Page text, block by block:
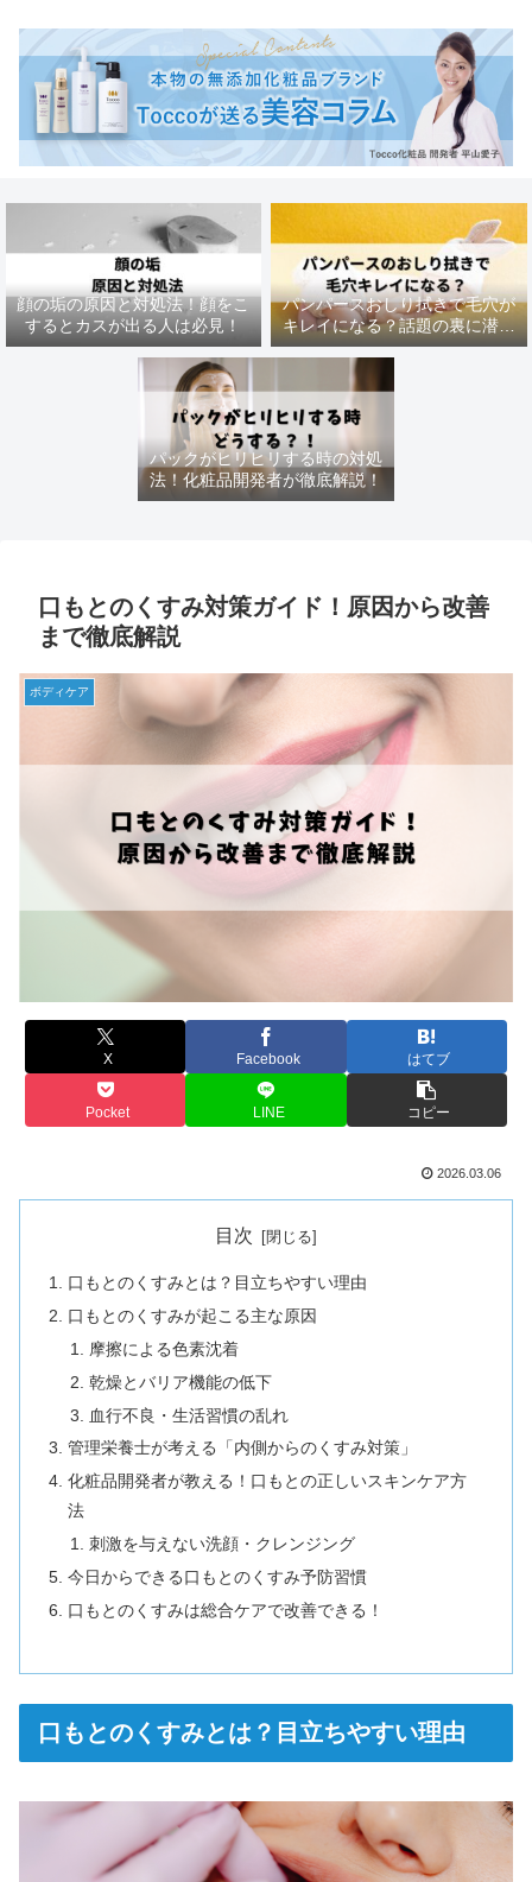
顔の垢の原因と対処法！顔をこ
するとカスが出る人は必見！
パンパースおしり拭きで毛穴が
キレイになる？話題の裏に潜む
リスクと正しい毛穴ケア
パックがヒリヒリする時の対処
法！化粧品開発者が徹底解説！
口もとのくすみ対策ガイド！原因から改善
まで徹底解説
ボディケア
X Facebook はてブ
Pocket LINE コピー
2026.03.06
目次
口もとのくすみとは？目立ちやすい理由
口もとのくすみが起こる主な原因
摩擦による色素沈着
乾燥とバリア機能の低下
血行不良・生活習慣の乱れ
管理栄養士が考える「内側からのくすみ対策」
化粧品開発者が教える！口もとの正しいスキンケア方
法
刺激を与えない洗顔・クレンジング
今日からできる口もとのくすみ予防習慣
口もとのくすみは総合ケアで改善できる！
口もとのくすみとは？目立ちやすい理由